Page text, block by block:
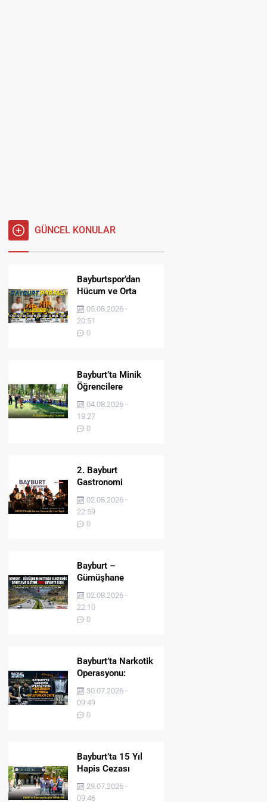
GÜNCEL KONULAR
Bayburtspor’dan
Hücum ve Orta
Sahaya İki Önemli
Takviye
05.08.2026 -
20:51
0
Bayburt’ta Minik
Öğrencilere
Jandarma Mesleği
Tanıtıldı
04.08.2026 -
18:27
0
2. Bayburt
Gastronomi
Festivali BAYDER
Müzik Korosu
Konseriyle Final
Yaptı
02.08.2026 -
22:59
0
Bayburt –
Gümüşhane
Hattında Elektronik
Denetleme Sistemi
(EDS) Devreye Girdi
02.08.2026 -
22:10
0
Bayburt’ta Narkotik
Operasyonu:
Midesinden 47
Parça Uyuşturucu
Çıktı!
30.07.2026 -
09:49
0
Bayburt’ta 15 Yıl
Hapis Cezası
Bulunan Şahıs
JASAT’ın
29.07.2026 -
09:46